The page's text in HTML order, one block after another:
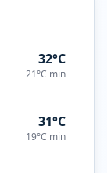
32°C
21°C min
31°C
19°C min